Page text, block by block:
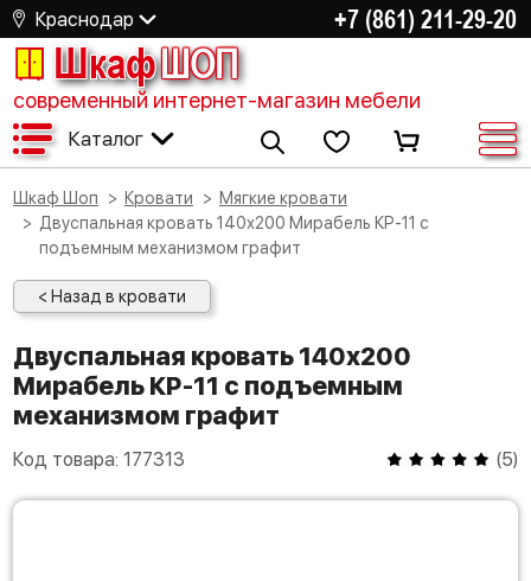
Краснодар +7 (861) 211-29-20
ШкафШОП
современный интернет-магазин мебели
Каталог
Шкаф Шоп Кровати
Мягкие кровати
Двуспальная кровать 140х200 Мирабель КР-11 с
подъемным механизмом графит
< Назад в кровати
Двуспальная кровать 140х200
Мирабель КР-11 с подъемным
механизмом графит
Код товара: 177313 (5)